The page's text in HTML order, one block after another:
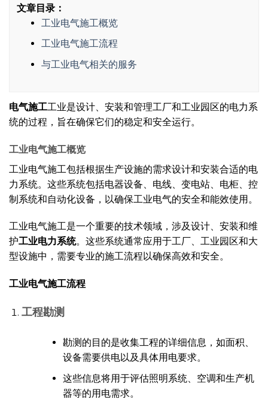
文章目录：
工业电气施工概览
工业电气施工流程
与工业电气相关的服务
电气施工工业是设计、安装和管理工厂和工业园区的电力系
统的过程，旨在确保它们的稳定和安全运行。
工业电气施工概览
工业电气施工包括根据生产设施的需求设计和安装合适的电
力系统。这些系统包括电器设备、电线、变电站、电柜、控
制系统和自动化设备，以确保工业电气的安全和能效使用。
工业电气施工是一个重要的技术领域，涉及设计、安装和维
护工业电力系统。这些系统通常应用于工厂、工业园区和大
型设施中，需要专业的施工流程以确保高效和安全。
工业电气施工流程
工程勘测
勘测的目的是收集工程的详细信息，如面积、
设备需要供电以及具体用电要求。
这些信息将用于评估照明系统、空调和生产机
器等的用电需求。